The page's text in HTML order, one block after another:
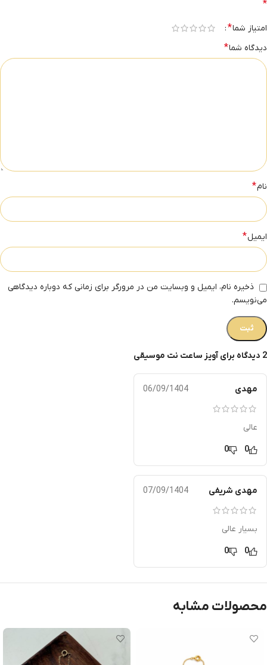
2 دیدگاه برای آویز ساعت نت موسیقی
مهدی 06/09/1404
عالی
0
0
مهدی شریفی 07/09/1404
بسیار عالی
0
0
*
امتیاز شما*
دیدگاه شما*
نام*
ایمیل*
ذخیره نام، ایمیل و وبسایت من در مرورگر برای زمانی که دوباره دیدگاهی
می‌نویسم.
محصولات مشابه